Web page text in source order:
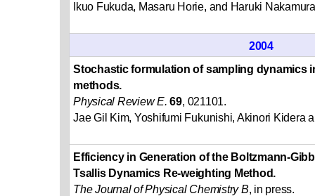
Ikuo Fukuda, Masaru Horie, and Haruki Nakamura
2004
Stochastic formulation of sampling dynamics
methods.
Physical Review E. 69, 021101.
Jae Gil Kim, Yoshifumi Fukunishi, Akinori Kidera
Efficiency in Generation of the Boltzmann-
Tsallis Dynamics Re-weighting Method.
The Journal of Physical Chemistry B, in press.